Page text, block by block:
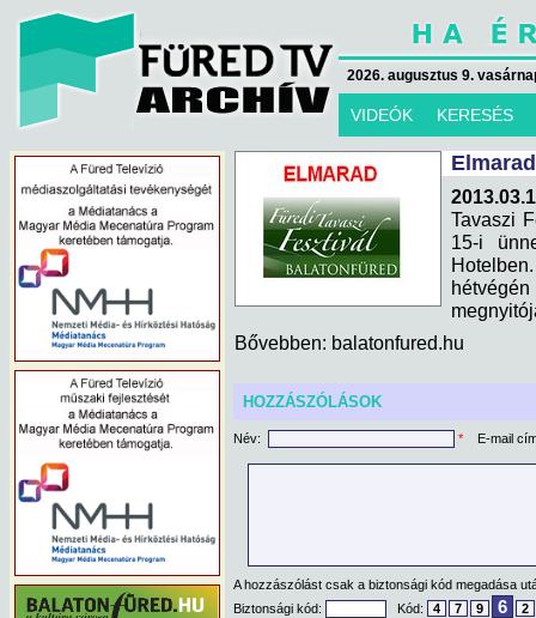
2026. augusztus 9.
VIDEÓK KERESÉS
Tavaszi
15-i
Bővebben: balatonfured.hu
HOZZÁSZÓLÁSOK
Név: * E-mail
A hozzászólást csak a biztonsági kód megadása
Biztonsági kód:
Kód: 4 7 9 6 2